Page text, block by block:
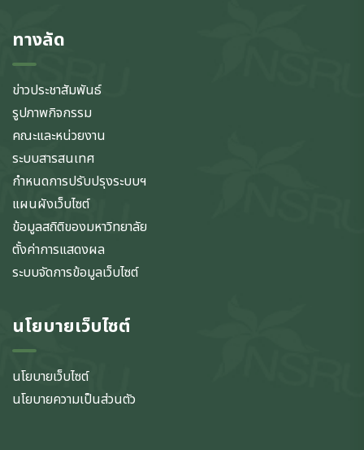
ทางลัด
ข่าวประชาสัมพันธ์
รูปภาพกิจกรรม
คณะและหน่วยงาน
ระบบสารสนเทศ
กำหนดการปรับปรุงระบบฯ
แผนผังเว็บไซต์
ข้อมูลสถิติของมหาวิทยาลัย
ตั้งค่าการแสดงผล
ระบบจัดการข้อมูลเว็บไซต์
นโยบายเว็บไซต์
นโยบายเว็บไซต์
นโยบายความเป็นส่วนตัว